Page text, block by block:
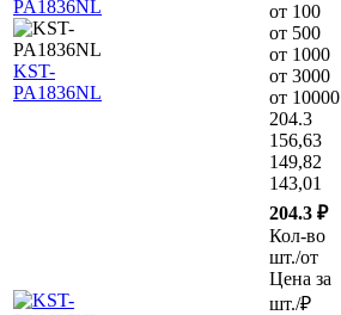
KST-
PA1836NL
от 100
от 500
от 1000
от 3000
от 10000
204.3
156,63
149,82
143,01
204.3 ₽
Кол-во
шт./от
Цена за
шт./₽